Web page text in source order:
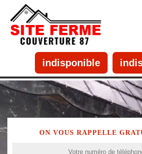
indisponible
ON VOUS RAPPELLE